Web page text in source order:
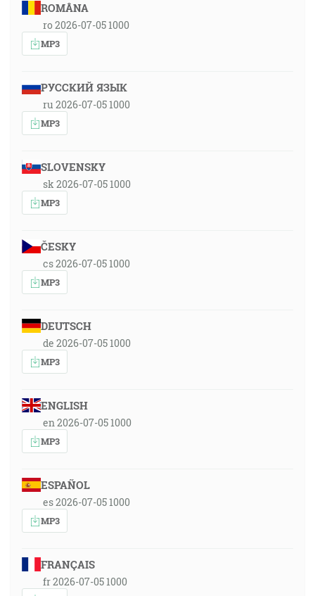
ROMÂNA
ro 2026-07-05 1000
MP3
РУССКИЙ ЯЗЫК
ru 2026-07-05 1000
MP3
SLOVENSKY
sk 2026-07-05 1000
MP3
ČESKY
cs 2026-07-05 1000
MP3
DEUTSCH
de 2026-07-05 1000
MP3
ENGLISH
en 2026-07-05 1000
MP3
ESPAÑOL
es 2026-07-05 1000
MP3
FRANÇAIS
fr 2026-07-05 1000